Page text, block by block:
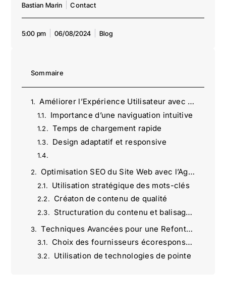
Bastian Marin Contact
5:00 pm 06/08/2024 Blog
Sommaire
Améliorer l’Expérience Utilisateur avec l’Agence Omartin Marketing
Importance d’une naviguation intuitive
Temps de chargement rapide
Design adaptatif et responsive
Optimisation SEO du Site Web avec l’Agence Omartin Marketing
Utilisation stratégique des mots-clés
Créaton de contenu de qualité
Structuration du contenu et balisage du contenu
Techniques Avancées pour une Refonte Durable avec l’Agence Omartin Marketing
Choix des fournisseurs écoresponsables
Utilisation de technologies de pointe